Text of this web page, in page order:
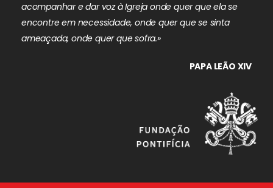
acompanhar e dar voz à Igreja onde quer que ela se
encontre em necessidade, onde quer que se sinta
ameaçada, onde quer que sofra.»
PAPA LEÃO XIV